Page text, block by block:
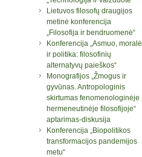
Lietuvos filosofų draugijos
metinė konferencija
„Filosofija ir bendruomenė“
Konferencija „Asmuo, moralė
ir politika: filosofinių
alternatyvų paieškos“
Monografijos „Žmogus ir
gyvūnas. Antropologinis
skirtumas fenomenologinėje
hermeneutinėje filosofijoje“
aptarimas-diskusija
Konferencija „Biopolitikos
transformacijos pandemijos
metu“